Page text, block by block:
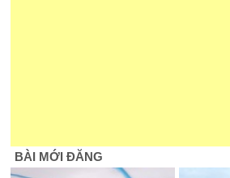
BÀI MỚI ĐĂNG